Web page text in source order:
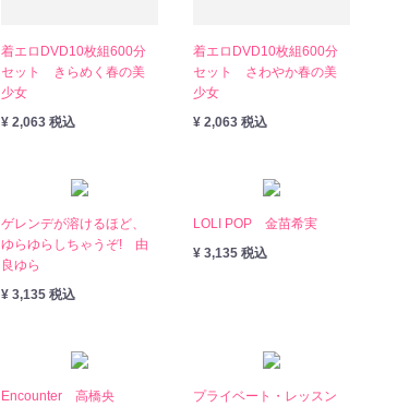
着エロDVD10枚組600分
セット きらめく春の美
少女
¥ 2,063 税込
着エロDVD10枚組600分
セット さわやか春の美
少女
¥ 2,063 税込
ゲレンデが溶けるほど、
ゆらゆらしちゃうぞ! 由
良ゆら
¥ 3,135 税込
LOLI POP 金苗希実
¥ 3,135 税込
Encounter 高橋央
プライベート・レッスン